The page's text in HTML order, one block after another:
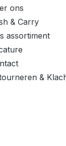
ons
& Carry
assortiment
&